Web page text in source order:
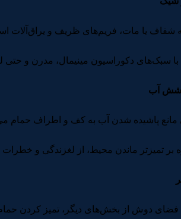
شفاف یا مات، فریم‌های ظریف و یراق‌آلات
با سبک‌های دکوراسیون مینیمال، مدرن و
مانع پاشیده شدن آب به کف و اطراف حمام
بر تمیزتر ماندن محیط، از لغزندگی و
فضای دوش از بخش‌های دیگر، تمیز کردن